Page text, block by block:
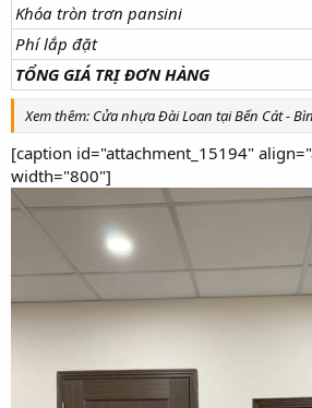
Khóa tròn trơn pansini
Phí lắp đặt
TỔNG GIÁ TRỊ ĐƠN HÀNG
Xem thêm: Cửa nhựa Đài Loan tại Bến Cát -
[caption id="attachment_15194"
width="800"]